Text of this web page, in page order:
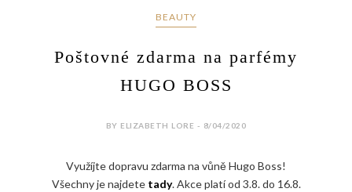
BEAUTY
Poštovné zdarma na parfémy
HUGO BOSS
BY ELIZABETH LORE - 8/04/2020
Využíjte dopravu zdarma na vůně Hugo Boss!
Všechny je najdete tady. Akce platí od 3.8. do 16.8.